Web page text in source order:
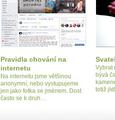
Pravidla chování na
internetu
Na internetu jsme většinou
anonymní, nebo vystupujeme
jen jako fotka se jménem. Dost
často se k druh…
Vybrat
bývá
totiž